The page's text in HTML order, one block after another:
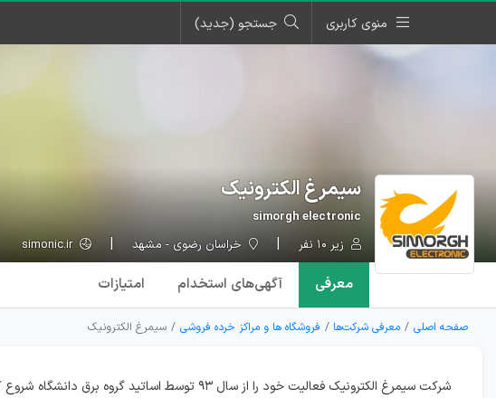
منوی کاربری جستجو (جدید)
سیمرغ الکترونیک
simorgh electronic
زیر ۱۰ نفر
خراسان رضوی - مشهد simonic.ir
معرفی آگهی‌های استخدام امتیازات
صفحه اصلی معرفی شرکت‌ها فروشگاه ها و مراکز خرده فروشی سیمرغ الکترونیک